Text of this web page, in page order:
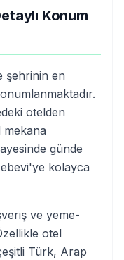
Konum
şehrinin en
otelden
günde
kolayca
ve yeme-
otel
Türk, Arap